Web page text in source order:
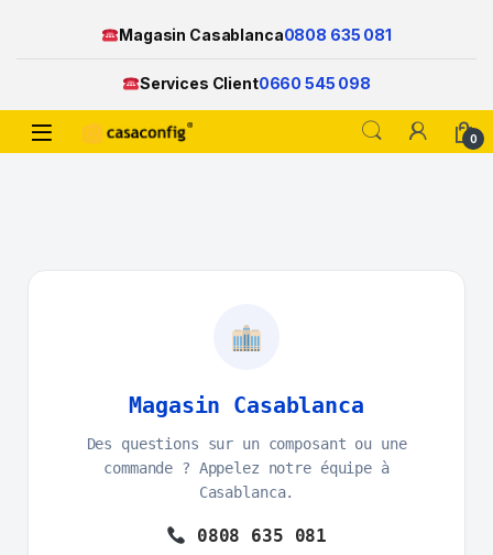
Magasin Casablanca0808 635 081
Services Client0660 545 098
0
Magasin Casablanca
Des questions sur un composant ou une
commande ? Appelez notre équipe à
Casablanca.
0808 635 081